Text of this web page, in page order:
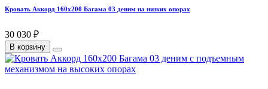
Кровать Аккорд 160х200 Багама 03 деним на низких опорах
30 030 ₽
В корзину